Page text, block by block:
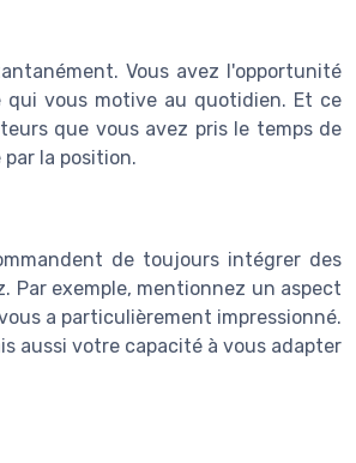
Vous avez l'opportunité
vous motive au quotidien. Et ce
que vous avez pris le temps de
la position.
de toujours intégrer des
Par exemple, mentionnez un aspect
a particulièrement impressionné.
aussi votre capacité à vous adapter